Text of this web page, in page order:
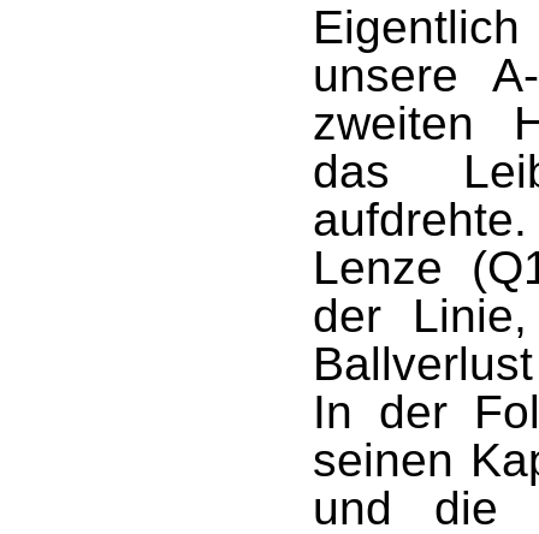
unsere
zweiten
das
Lenze
der
In der
seinen
und die